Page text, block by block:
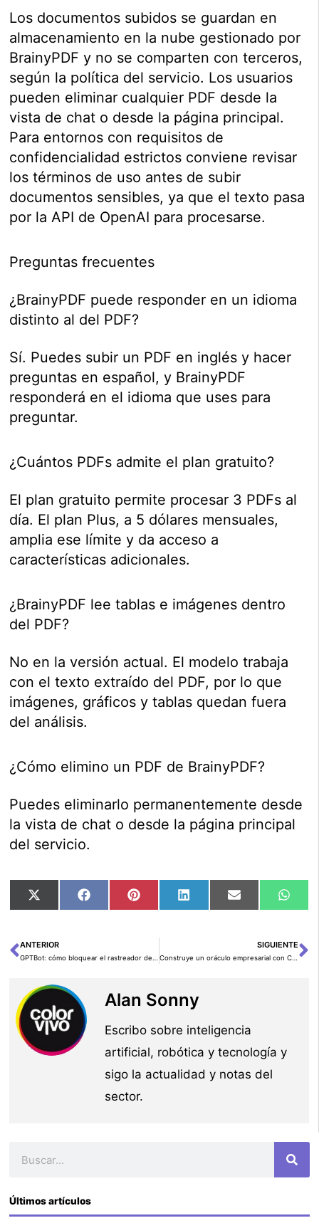
Los documentos subidos se guardan en
almacenamiento en la nube gestionado por
BrainyPDF y no se comparten con terceros,
según la política del servicio. Los usuarios
pueden eliminar cualquier PDF desde la
vista de chat o desde la página principal.
Para entornos con requisitos de
confidencialidad estrictos conviene revisar
los términos de uso antes de subir
documentos sensibles, ya que el texto pasa
por la API de OpenAI para procesarse.
Preguntas frecuentes
¿BrainyPDF puede responder en un idioma
distinto al del PDF?
Sí. Puedes subir un PDF en inglés y hacer
preguntas en español, y BrainyPDF
responderá en el idioma que uses para
preguntar.
¿Cuántos PDFs admite el plan gratuito?
El plan gratuito permite procesar 3 PDFs al
día. El plan Plus, a 5 dólares mensuales,
amplia ese límite y da acceso a
características adicionales.
¿BrainyPDF lee tablas e imágenes dentro
del PDF?
No en la versión actual. El modelo trabaja
con el texto extraído del PDF, por lo que
imágenes, gráficos y tablas quedan fuera
del análisis.
¿Cómo elimino un PDF de BrainyPDF?
Puedes eliminarlo permanentemente desde
la vista de chat o desde la página principal
del servicio.
Compartir
en
X
Compartir
en
FacebookCompartir
en
PinterestCompartir
en
LinkedInCompartir
en
Email
en
Ant
ANTERIOR SIGUIENTE
Alan Sonny
Escribo sobre inteligencia
artificial, robótica y tecnología y
sigo la actualidad y notas del
sector.
Últimos artículos